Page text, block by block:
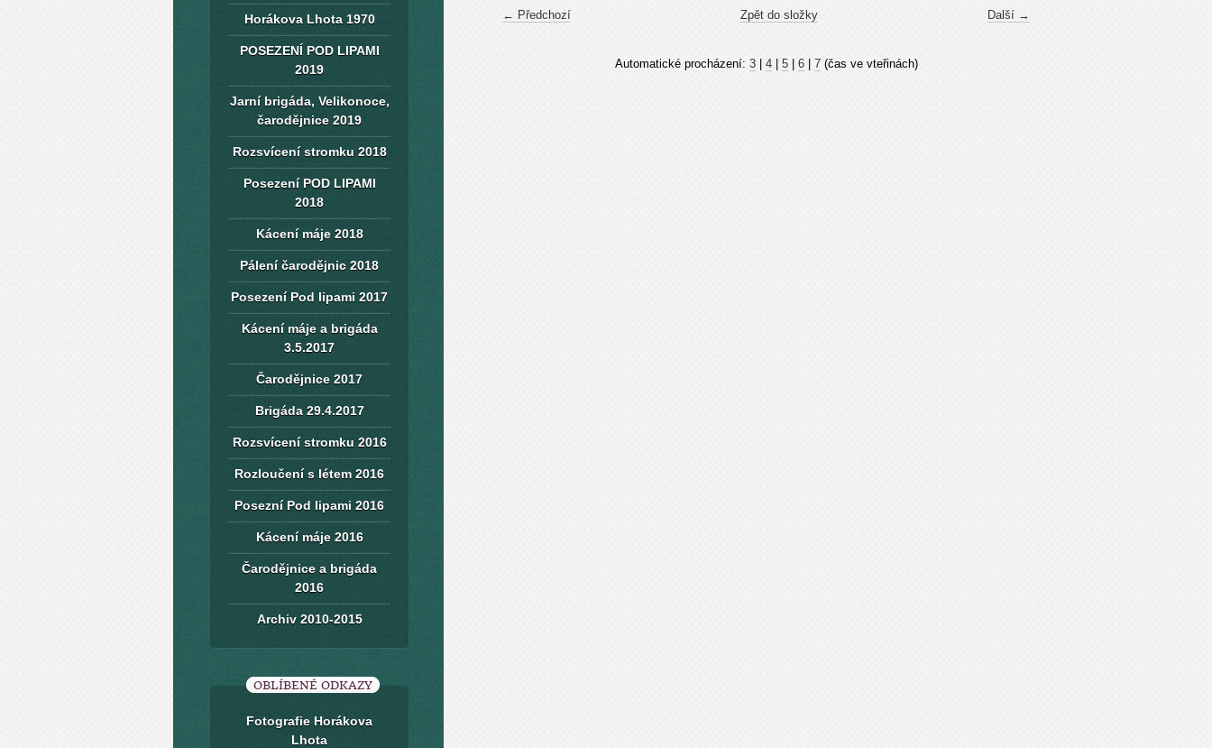
← Předchozí Další →
Zpět do složky
Automatické procházení: 3| 4| 5| 6| 7(čas ve vteřinách)
Horákova Lhota 1970
POSEZENÍ POD LIPAMI
2019
Jarní brigáda, Velikonoce,
čarodějnice 2019
Rozsvícení stromku 2018
Posezení POD LIPAMI
2018
Kácení máje 2018
Pálení čarodějnic 2018
Posezení Pod lipami 2017
Kácení máje a brigáda
3.5.2017
Čarodějnice 2017
Brigáda 29.4.2017
Rozsvícení stromku 2016
Rozloučení s létem 2016
Posezní Pod lipami 2016
Kácení máje 2016
Čarodějnice a brigáda
2016
Archiv 2010-2015
OBLÍBENÉ ODKAZY
Fotografie Horákova
Lhota